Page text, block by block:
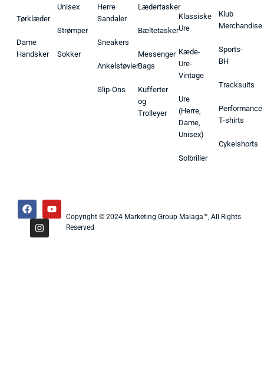
Tørklæder
Dame
Handsker
Unisex
Strømper
Sokker
Herre
Sandaler
Sneakers
Ankelstøvler
Slip-Ons
Lædertasker
Bæltetasker
Messenger
Bags
Kufferter
og
Trolleyer
Klassiske
Ure
Kæde-
Ure-
Vintage
Ure
(Herre,
Dame,
Unisex)
Solbriller
Klub
Merchandise
Sports-
BH
Tracksuits
Performance
T-shirts
Cykelshorts
Copyright © 2024 Marketing Group Malaga™, All Rights
Reserved